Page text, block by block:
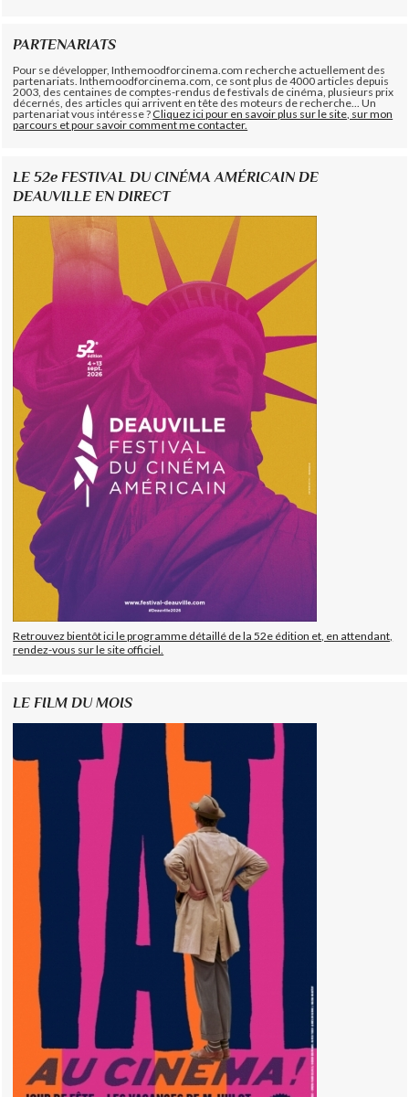
PARTENARIATS
Pour se développer, Inthemoodforcinema.com recherche actuellement des
partenariats. Inthemoodforcinema.com, ce sont plus de 4000 articles depuis
2003, des centaines de comptes-rendus de festivals de cinéma, plusieurs prix
décernés, des articles qui arrivent en tête des moteurs de recherche... Un
partenariat vous intéresse ?Cliquez ici pour en savoir plus sur le site, sur mon
parcours et pour savoir comment me contacter.
LE 52e FESTIVAL DU CINÉMA AMÉRICAIN DE
DEAUVILLE EN DIRECT
Retrouvez bientôt ici le programme détaillé de la 52e édition et, en attendant,
rendez-vous sur le site officiel.
LE FILM DU MOIS